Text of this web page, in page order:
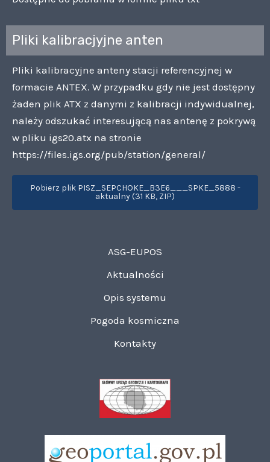
Pliki kalibracjyjne anten
Pliki kalibracyjne anteny stacji referencyjnej w
formacie ANTEX. W przypadku gdy nie jest dostępny
żaden plik ATX z danymi z kalibracji indywidualnej,
należy odszukać interesującą nas antenę z pokrywą
w pliku igs20.atx na stronie
https://files.igs.org/pub/station/general/
Pobierz plik PISZ_SEPCHOKE_B3E6___SPKE_5888 -
aktualny (31 KB, ZIP)
ASG-EUPOS
Aktualności
Opis systemu
Pogoda kosmiczna
Kontakty